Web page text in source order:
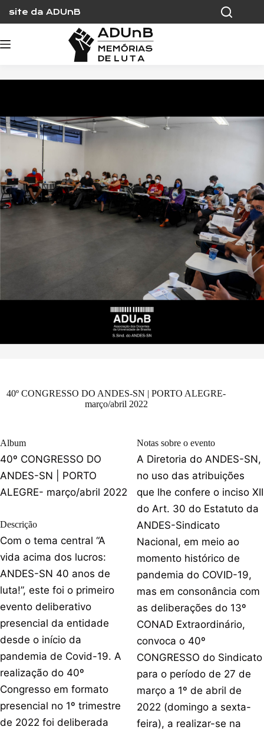
content
site da ADUnB
40º CONGRESSO DO ANDES-SN | PORTO ALEGRE-
março/abril 2022
Album
40º CONGRESSO DO
ANDES-SN | PORTO
ALEGRE- março/abril 2022
Descrição
Com o tema central “A
vida acima dos lucros:
ANDES-SN 40 anos de
luta!”, este foi o primeiro
evento deliberativo
presencial da entidade
desde o início da
pandemia de Covid-19. A
realização do 40º
Congresso em formato
presencial no 1º trimestre
de 2022 foi deliberada
Notas sobre o evento
A Diretoria do ANDES-SN,
no uso das atribuições
que lhe confere o inciso XII
do Art. 30 do Estatuto da
ANDES-Sindicato
Nacional, em meio ao
momento histórico de
pandemia do COVID-19,
mas em consonância com
as deliberações do 13º
CONAD Extraordinário,
convoca o 40º
CONGRESSO do Sindicato
para o período de 27 de
março a 1º de abril de
2022 (domingo a sexta-
feira), a realizar-se na